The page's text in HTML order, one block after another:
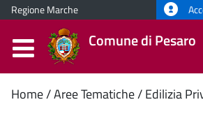
Regione Marche
Comune di Pesaro
Contenuto
Home Aree Tematiche Edilizia